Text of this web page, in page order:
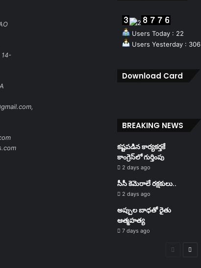
14-
Users Today : 22
Users Yesterday : 306
Download Card
BREAKING NEWS
కష్టపడిన కార్యకర్తకే
కాంగ్రెస్‌లో గుర్తింపు
2 days ago
సీసీ కెమెరాలే రక్షకులు..
2 days ago
అప్పుల బాధతో రైతు
ఆత్మహత్య
7 days ago
Previous